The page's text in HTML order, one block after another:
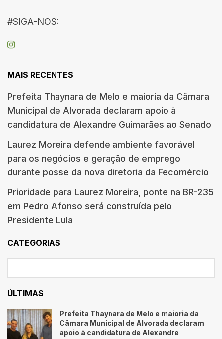
#SIGA-NOS:
MAIS RECENTES
Prefeita Thaynara de Melo e maioria da Câmara
Municipal de Alvorada declaram apoio à
candidatura de Alexandre Guimarães ao Senado
Laurez Moreira defende ambiente favorável
para os negócios e geração de emprego
durante posse da nova diretoria da Fecomércio
Prioridade para Laurez Moreira, ponte na BR-235
em Pedro Afonso será construída pelo
Presidente Lula
CATEGORIAS
ÚLTIMAS
Prefeita Thaynara de Melo e maioria da
Câmara Municipal de Alvorada declaram
apoio à candidatura de Alexandre